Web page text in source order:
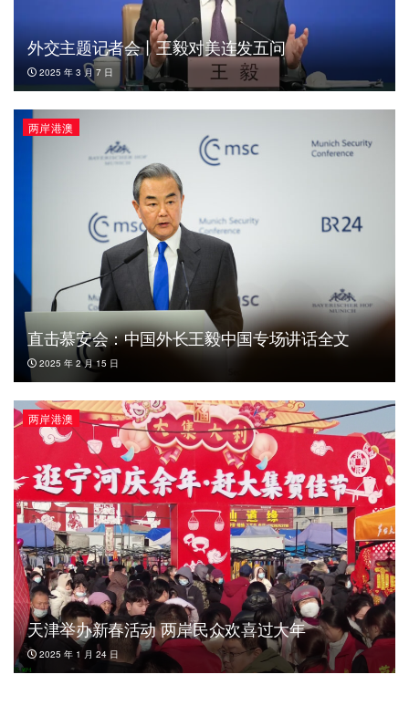
外交主题记者会丨王毅对美连发五问
2025 年 3 月 7 日
两岸港澳
直击慕安会：中国外长王毅中国专场讲话全文
2025 年 2 月 15 日
两岸港澳
天津举办新春活动 两岸民众欢喜过大年
2025 年 1 月 24 日